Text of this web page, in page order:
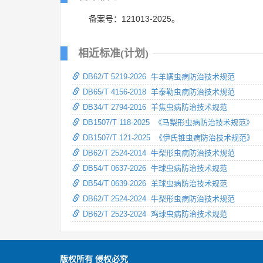
备案号：121013-2025。
相近标准(计划)
DB62/T 5219-2026 牛羊螨虫病防治技术规范
DB65/T 4156-2018 羊泰勒虫病防治技术规范
DB34/T 2794-2016 羊焦虫病防治技术规范
DB1507/T 118-2025 《马梨形虫病防治技术规范》
DB1507/T 121-2025 《伊氏锥虫病防治技术规范》
DB62/T 2524-2014 牛梨形虫病防治技术规范
DB54/T 0637-2026 牛球虫病防治技术规范
DB54/T 0639-2026 羊球虫病防治技术规范
DB62/T 2524-2024 牛梨形虫病防治技术规范
DB62/T 2523-2024 鸡球虫病防治技术规范
版权所有 侵权必究